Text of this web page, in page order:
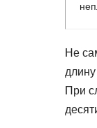
Не
При